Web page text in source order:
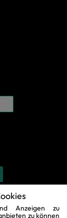
Anzeigen zu
zu können